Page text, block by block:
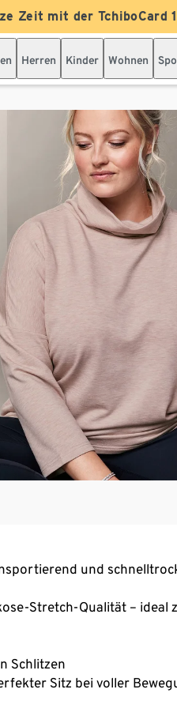
Zeit mit der TchiboCard
Herren Kinder Wohnen
und
Stretch-Qualität – ideal
Schlitzen
Sitz bei voller